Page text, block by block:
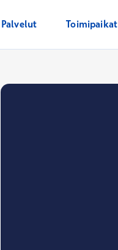
Palvelut Toimipaikat